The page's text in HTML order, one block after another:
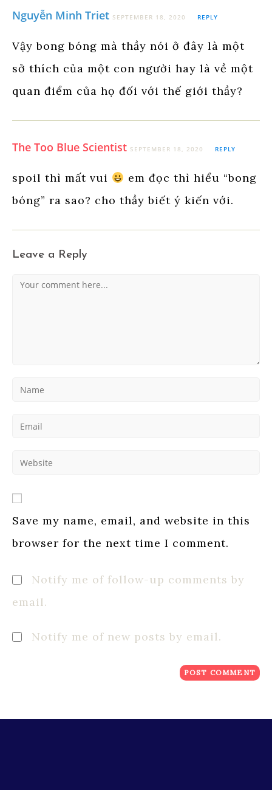
Nguyễn Minh Triet SEPTEMBER 18, 2020 REPLY
Vậy bong bóng mà thầy nói ở đây là một
sở thích của một con người hay là về một
quan điểm của họ đối với thế giới thầy?
The Too Blue Scientist SEPTEMBER 18, 2020 REPLY
spoil thì mất vui
em đọc thì hiểu “bong
bóng” ra sao? cho thầy biết ý kiến với.
Leave a Reply
Comment
your
comment
your
address
your
URL
(optional)
Save my name, email, and website in this
browser for the next time I comment.
Notify me of follow-up comments by
email.
Notify me of new posts by email.